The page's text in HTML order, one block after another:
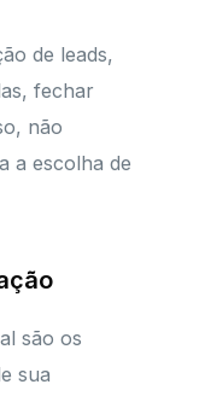
de leads,
fechar
não
a escolha de
são os
sua